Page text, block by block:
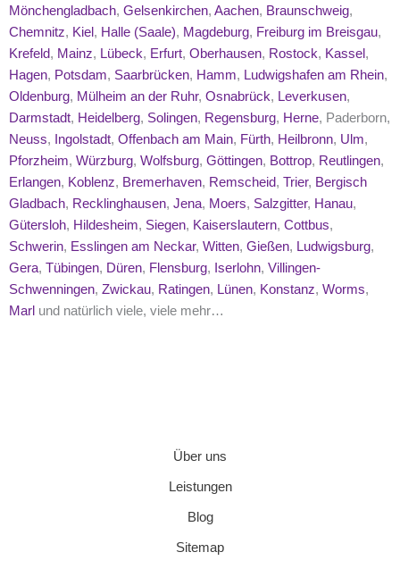
Mönchengladbach, Gelsenkirchen, Aachen, Braunschweig,
Chemnitz, Kiel , Halle (Saale), Magdeburg, Freiburg im Breisgau,
Krefeld, Mainz, Lübeck, Erfurt, Oberhausen, Rostock, Kassel ,
Hagen, Potsdam, Saarbrücken, Hamm, Ludwigshafen am Rhein,
Oldenburg, Mülheim an der Ruhr, Osnabrück, Leverkusen,
Darmstadt, Heidelberg, Solingen, Regensburg, Herne, Paderborn,
Neuss, Ingolstadt, Offenbach am Main, Fürth, Heilbronn, Ulm,
Pforzheim, Würzburg, Wolfsburg, Göttingen, Bottrop, Reutlingen,
Erlangen, Koblenz, Bremerhaven, Remscheid, Trier, Bergisch
Gladbach, Recklinghausen, Jena, Moers, Salzgitter, Hanau,
Gütersloh, Hildesheim, Siegen, Kaiserslautern, Cottbus,
Schwerin, Esslingen am Neckar, Witten, Gießen, Ludwigsburg,
Gera, Tübingen, Düren, Flensburg, Iserlohn, Villingen-
Schwenningen, Zwickau, Ratingen, Lünen, Konstanz, Worms,
Marl und natürlich viele, viele mehr…
Über uns
Leistungen
Blog
Sitemap